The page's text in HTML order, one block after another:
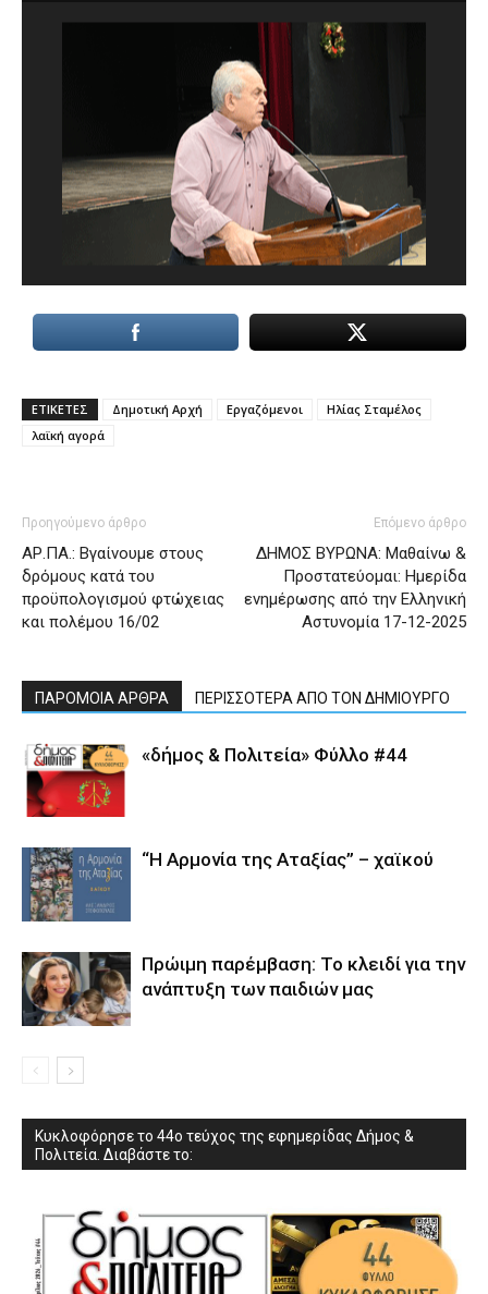
ΕΤΙΚΕΤΕΣ Δημοτική Αρχή Εργαζόμενοι
Ηλίας Σταμέλος
λαϊκή αγορά
Προηγούμενο άρθρο
ΑΡ.ΠΑ.: Βγαίνουμε στους
δρόμους κατά του
προϋπολογισμού φτώχειας
και πολέμου 16/02
Επόμενο άρθρο
ΔΗΜΟΣ ΒΥΡΩΝΑ: Μαθαίνω &
Προστατεύομαι: Ημερίδα
ενημέρωσης από την Ελληνική
Αστυνομία 17-12-2025
ΠΑΡΟΜΟΙΑ ΑΡΘΡΑ ΠΕΡΙΣΣΟΤΕΡΑ ΑΠΟ ΤΟΝ ΔΗΜΙΟΥΡΓΟ
«δήμος & Πολιτεία» Φύλλο #44
“Η Αρμονία της Αταξίας” – χαϊκού
Πρώιμη παρέμβαση: Το κλειδί για την
ανάπτυξη των παιδιών µας
Κυκλοφόρησε το 44ο τεύχος της εφημερίδας Δήμος &
Πολιτεία. Διαβάστε το: